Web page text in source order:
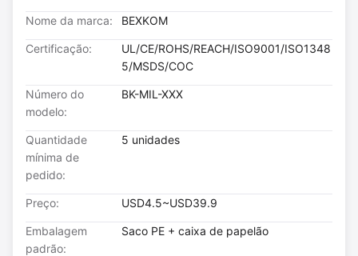
Nome da marca: BEXKOM
Certificação:
UL/CE/ROHS/REACH/ISO9001/ISO1348
5/MSDS/COC
Número do
modelo:
BK-MIL-XXX
Quantidade
mínima de
pedido:
5 unidades
Preço: USD4.5~USD39.9
Embalagem
padrão:
Saco PE + caixa de papelão